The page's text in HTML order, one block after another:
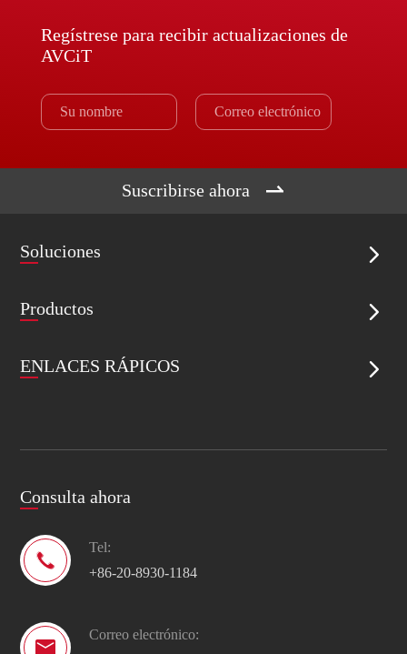
Regístrese para recibir actualizaciones de
AVCiT
Suscribirse ahora 
Soluciones 
Productos 
ENLACES RÁPICOS 
Consulta ahora

Tel:
+86-20-8930-1184

Correo electrónico: